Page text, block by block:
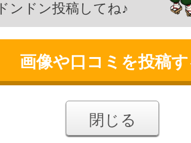
画像(0枚)
画像はまだ投稿されていま
画像を投稿する
ドンドン投稿してね♪
画像や口コミを投稿
閉じる